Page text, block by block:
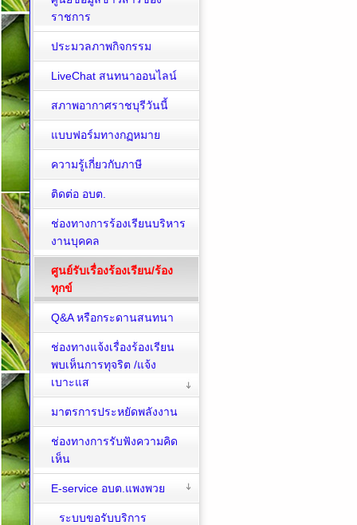
ราชการ
ประมวลภาพกิจกรรม
LiveChat สนทนาออนไลน์
สภาพอากาศราชบุรีวันนี้
แบบฟอร์มทางกฏหมาย
ความรู้เกี่ยวกับภาษี
ติดต่อ อบต.
ช่องทางการร้องเรียนบริหาร
งานบุคคล
ศูนย์รับเรื่องร้องเรียน/ร้อง
ทุกข์
Q&A หรือกระดานสนทนา
ช่องทางแจ้งเรื่องร้องเรียน
พบเห็นการทุจริต /แจ้ง
เบาะแส
มาตรการประหยัดพลังงาน
ช่องทางการรับฟังความคิด
เห็น
E-service อบต.แพงพวย
ระบบขอรับบริการ